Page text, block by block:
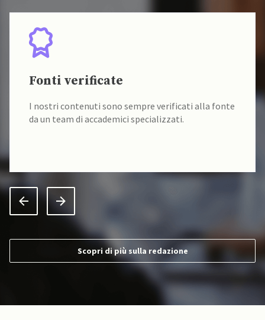
Fonti verificate
I nostri contenuti sono sempre verificati alla fonte
da un team di accademici specializzati.
Scopri di più sulla redazione